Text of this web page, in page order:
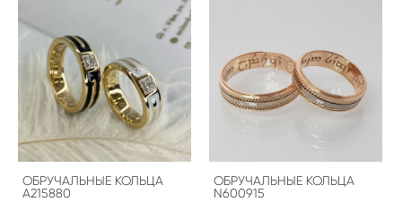
ОБРУЧАЛЬНЫЕ КОЛЬЦА
A215880
ОБРУЧАЛЬНЫЕ КОЛЬЦА
N600915